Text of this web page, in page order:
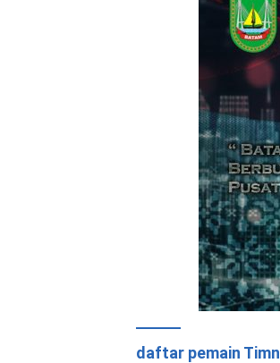
daftar pemain